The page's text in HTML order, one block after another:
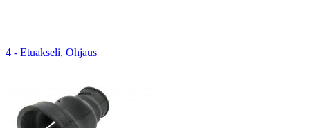
4 - Etuakseli, Ohjaus